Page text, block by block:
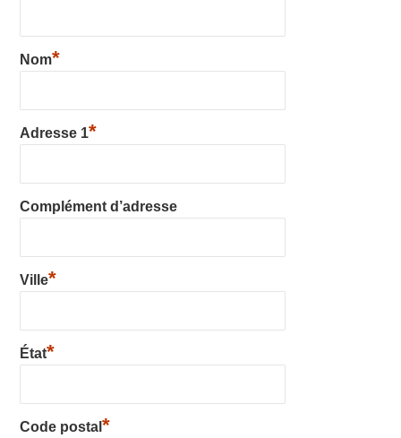
Nom*
Adresse 1*
Complément d’adresse
Ville*
État*
Code postal*